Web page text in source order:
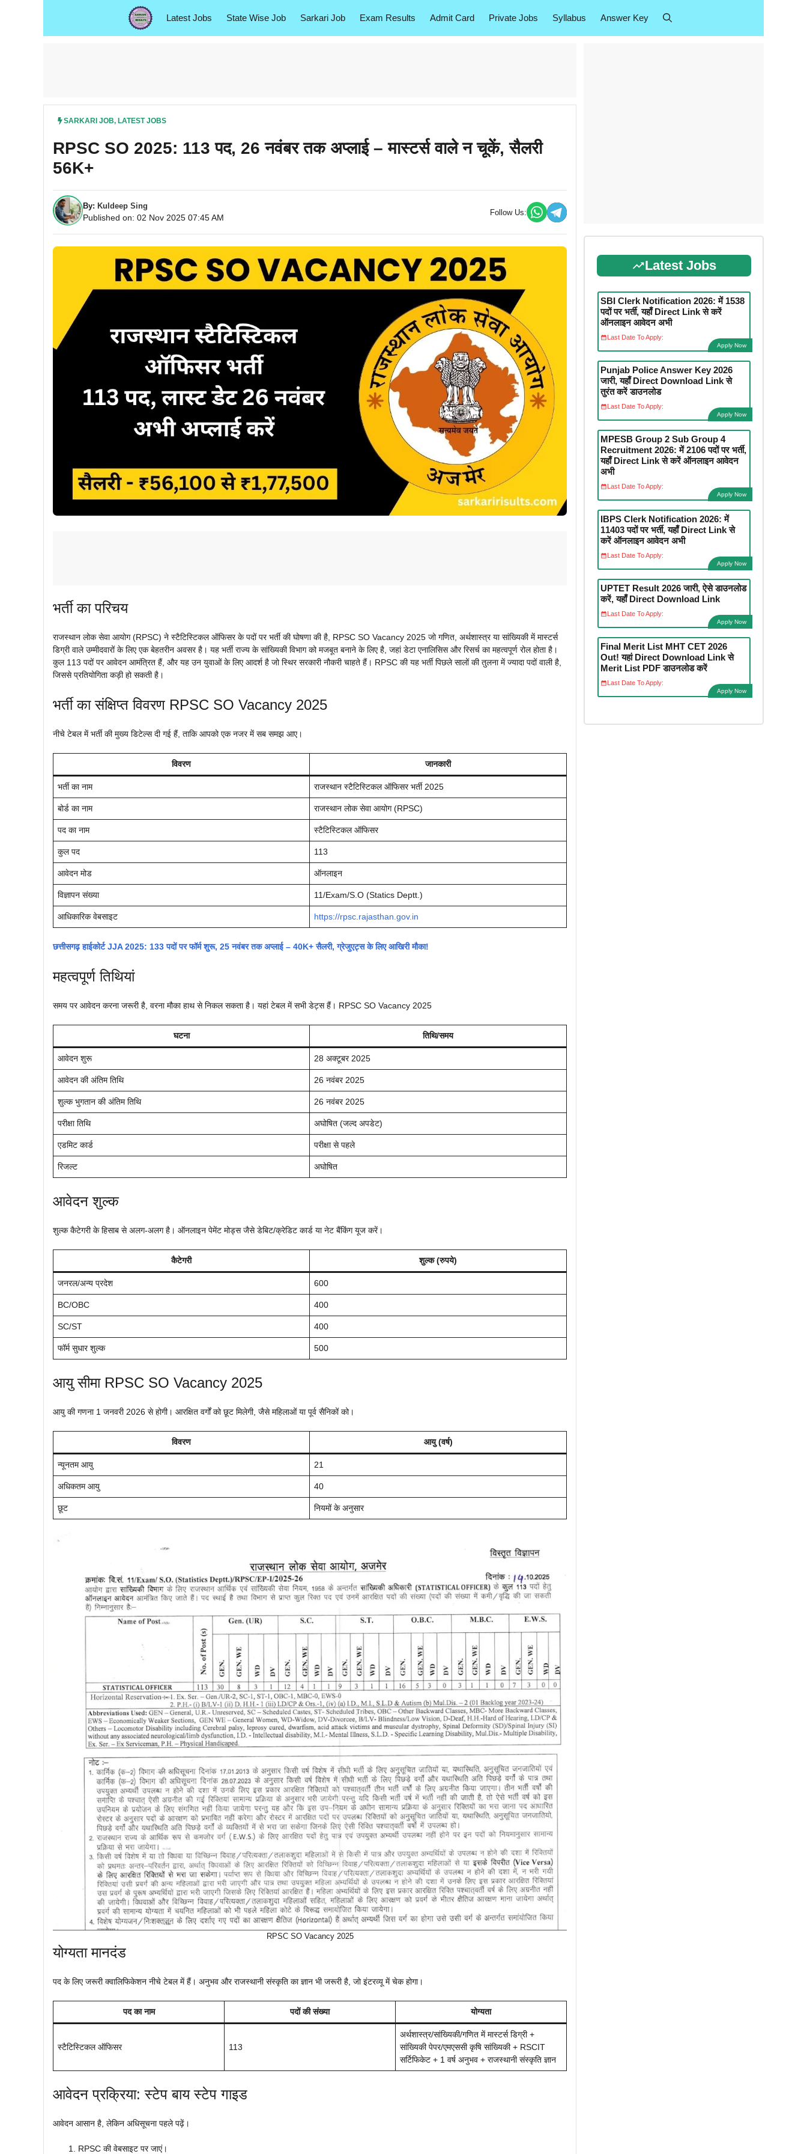
Latest Jobs State Wise Job Sarkari Job Exam Results Admit Card Private Jobs Syllabus Answer Key
SARKARI JOB, LATEST JOBS
RPSC SO 2025: 113 पद, 26 नवंबर तक अप्लाई – मास्टर्स वाले न चूकें, सैलरी
56K+
By: Kuldeep Sing
Published on: 02 Nov 2025 07:45 AM
Follow Us:
भर्ती का परिचय
राजस्थान लोक सेवा आयोग (RPSC) ने स्टैटिस्टिकल ऑफिसर के पदों पर भर्ती की घोषणा की है, RPSC SO Vacancy 2025 जो गणित, अर्थशास्त्र या सांख्यिकी में मास्टर्स
डिग्री वाले उम्मीदवारों के लिए एक बेहतरीन अवसर है। यह भर्ती राज्य के सांख्यिकी विभाग को मजबूत बनाने के लिए है, जहां डेटा एनालिसिस और रिसर्च का महत्वपूर्ण रोल होता है।
कुल 113 पदों पर आवेदन आमंत्रित हैं, और यह उन युवाओं के लिए आदर्श है जो स्थिर सरकारी नौकरी चाहते हैं। RPSC की यह भर्ती पिछले सालों की तुलना में ज्यादा पदों वाली है,
जिससे प्रतियोगिता कड़ी हो सकती है।
भर्ती का संक्षिप्त विवरण RPSC SO Vacancy 2025
नीचे टेबल में भर्ती की मुख्य डिटेल्स दी गई हैं, ताकि आपको एक नजर में सब समझ आए।
विवरण जानकारी
भर्ती का नाम राजस्थान स्टैटिस्टिकल ऑफिसर भर्ती 2025
बोर्ड का नाम राजस्थान लोक सेवा आयोग (RPSC)
पद का नाम स्टैटिस्टिकल ऑफिसर
कुल पद 113
आवेदन मोड ऑनलाइन
विज्ञापन संख्या 11/Exam/S.O (Statics Deptt.)
आधिकारिक वेबसाइट https://rpsc.rajasthan.gov.in
छत्तीसगढ़ हाईकोर्ट JJA 2025: 133 पदों पर फॉर्म शुरू, 25 नवंबर तक अप्लाई – 40K+ सैलरी, ग्रेजुएट्स के लिए आखिरी मौका!
महत्वपूर्ण तिथियां
समय पर आवेदन करना जरूरी है, वरना मौका हाथ से निकल सकता है। यहां टेबल में सभी डेट्स हैं। RPSC SO Vacancy 2025
घटना तिथि/समय
आवेदन शुरू 28 अक्टूबर 2025
आवेदन की अंतिम तिथि 26 नवंबर 2025
शुल्क भुगतान की अंतिम तिथि 26 नवंबर 2025
परीक्षा तिथि अघोषित (जल्द अपडेट)
एडमिट कार्ड परीक्षा से पहले
रिजल्ट अघोषित
आवेदन शुल्क
शुल्क कैटेगरी के हिसाब से अलग-अलग है। ऑनलाइन पेमेंट मोड्स जैसे डेबिट/क्रेडिट कार्ड या नेट बैंकिंग यूज करें।
कैटेगरी शुल्क (रुपये)
जनरल/अन्य प्रदेश 600
BC/OBC 400
SC/ST 400
फॉर्म सुधार शुल्क 500
आयु सीमा RPSC SO Vacancy 2025
आयु की गणना 1 जनवरी 2026 से होगी। आरक्षित वर्गों को छूट मिलेगी, जैसे महिलाओं या पूर्व सैनिकों को।
विवरण आयु (वर्ष)
न्यूनतम आयु 21
अधिकतम आयु 40
छूट नियमों के अनुसार
RPSC SO Vacancy 2025
योग्यता मानदंड
पद के लिए जरूरी क्वालिफिकेशन नीचे टेबल में हैं। अनुभव और राजस्थानी संस्कृति का ज्ञान भी जरूरी है, जो इंटरव्यू में चेक होगा।
पद का नाम पदों की संख्या योग्यता
स्टैटिस्टिकल ऑफिसर 113
अर्थशास्त्र/सांख्यिकी/गणित में मास्टर्स डिग्री +
सांख्यिकी पेपर/एमएससी कृषि सांख्यिकी + RSCIT
सर्टिफिकेट + 1 वर्ष अनुभव + राजस्थानी संस्कृति ज्ञान
आवेदन प्रक्रिया: स्टेप बाय स्टेप गाइड
आवेदन आसान है, लेकिन अधिसूचना पहले पढ़ें।
RPSC की वेबसाइट पर जाएं।
Latest Jobs
SBI Clerk Notification 2026: में 1538
पदों पर भर्ती, यहाँ Direct Link से करें
ऑनलाइन आवेदन अभी
Last Date To Apply:
Apply Now
Punjab Police Answer Key 2026
जारी, यहाँ Direct Download Link से
तुरंत करें डाउनलोड
Last Date To Apply:
Apply Now
MPESB Group 2 Sub Group 4
Recruitment 2026: में 2106 पदों पर भर्ती,
यहाँ Direct Link से करें ऑनलाइन आवेदन
अभी
Last Date To Apply:
Apply Now
IBPS Clerk Notification 2026: में
11403 पदों पर भर्ती, यहाँ Direct Link से
करें ऑनलाइन आवेदन अभी
Last Date To Apply:
Apply Now
UPTET Result 2026 जारी, ऐसे डाउनलोड
करें, यहाँ Direct Download Link
Last Date To Apply:
Apply Now
Final Merit List MHT CET 2026
Out! यहां Direct Download Link से
Merit List PDF डाउनलोड करें
Last Date To Apply:
Apply Now